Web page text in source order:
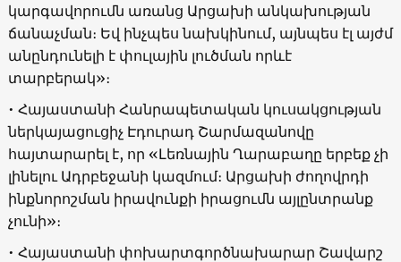
կարգավորումն առանց Արցախի անկախության
ճանաչման։ Եվ ինչպես նախկինում, այնպես էլ այժմ
անընդունելի է փուլային լուծման որևէ
տարբերակ»։
• Հայաստանի Հանրապետական կուսակցության
ներկայացուցիչ Էդուրադ Շարմազանովը
հայտարարել է, որ «Լեռնային Ղարաբաղը երբեք չի
լինելու Ադրբեջանի կազմում։ Արցախի ժողովրդի
ինքնորոշման իրավունքի իրացումն այլընտրանք
չունի»։
• Հայաստանի փոխարտգործնախարար Շավարշ